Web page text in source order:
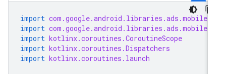
import
import
import kotlinx.coroutines.CoroutineScope
import kotlinx.coroutines.Dispatchers
import kotlinx.coroutines.launch